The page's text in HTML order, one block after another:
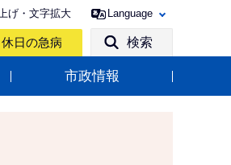
げ・文字拡大 Language
日の急病 検索
市政情報